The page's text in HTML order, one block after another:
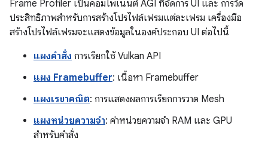
Frame Profiler เป็นคอมโพเนนต์ AGI ที่จัดการ UI และ การวัด
ประสิทธิภาพสำหรับการสร้างโปรไฟล์เฟรมแต่ละเฟรม เครื่องมือ
สร้างโปรไฟล์เฟรมจะแสดงข้อมูลในองค์ประกอบ UI ต่อไปนี้
แผงคำสั่ง การเรียกใช้ Vulkan API
แผง Framebuffer: เนื้อหา Framebuffer
แผงเรขาคณิต: การแสดงผลการเรียกการวาด Mesh
แผงหน่วยความจำ: ค่าหน่วยความจำ RAM และ GPU
สำหรับคำสั่ง